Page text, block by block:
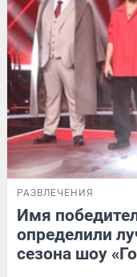
РАЗВЛЕЧЕНИЯ
Имя
определили
сезона шоу